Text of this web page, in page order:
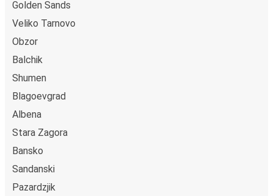
Golden Sands
Veliko Tarnovo
Obzor
Balchik
Shumen
Blagoevgrad
Albena
Stara Zagora
Bansko
Sandanski
Pazardzjik